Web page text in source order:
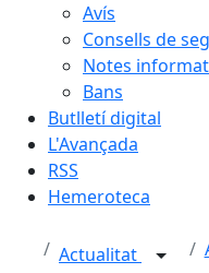
Avís
Consells de
Notes
Bans
Butlletí digital
L'Avançada
RSS
Hemeroteca
Actualitat